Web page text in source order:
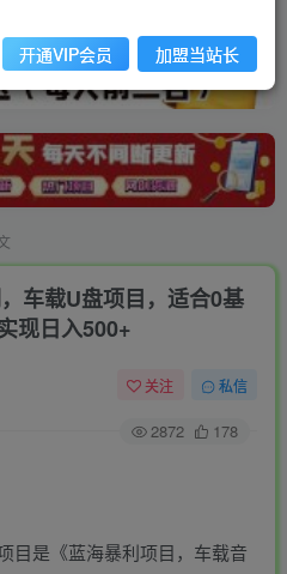
车载U盘项目，适合0基
现日入500+
关注 私信
2872 178
目是《蓝海暴利项目，车载音
开通VIP会员 加盟当站长